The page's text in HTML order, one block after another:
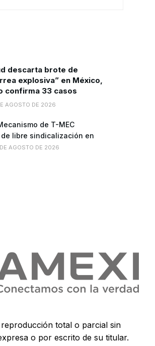
descarta brote de
explosiva” en México,
confirma 33 casos
AGOSTO DE 2026
de T-MEC
libre sindicalización en
AGOSTO DE 2026
total o parcial sin
o por escrito de su titular.